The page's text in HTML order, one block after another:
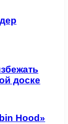
доске
Hood»